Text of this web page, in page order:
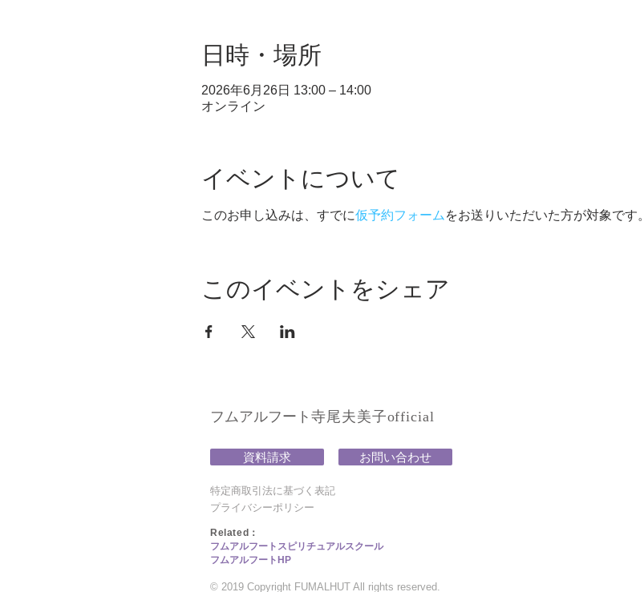
日時・場所
2026年6月26日 13:00 – 14:00
オンライン
イベントについて
このお申し込みは、すでに仮予約フォーム をお送りいただいた方が対象です。
このイベントをシェア
フムアルフート 寺尾夫美子official
資料請求 お問い合わせ
特定商取引法に基づく表記
プライバシーポリシー
​Related：
フムアルフートスピリチュアルスクール
フムアルフートHP
© 2019 Copyright FUMALHUT All rights reserved.